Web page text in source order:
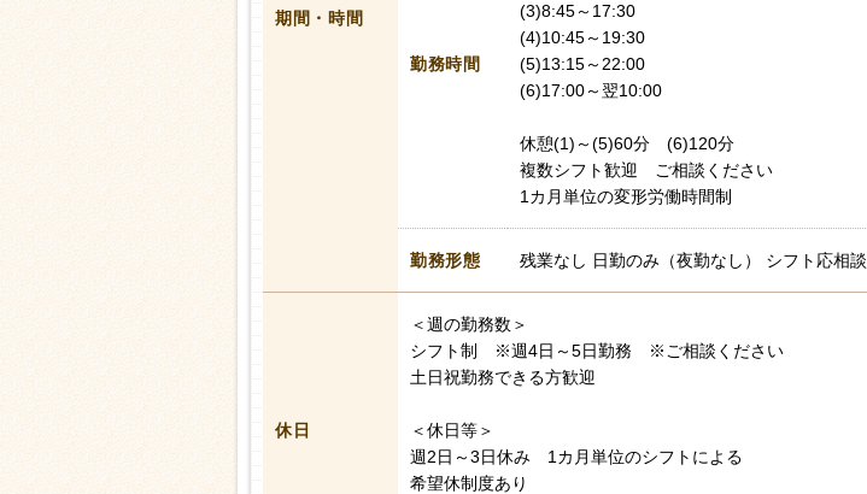
期間・時間
勤務時間
(3)8:45～17:30
(4)10:45～19:30
(5)13:15～22:00
(6)17:00～翌10:00
休憩(1)～(5)60分 (6)120分
複数シフト歓迎 ご相談ください
1カ月単位の変形労働時間制
勤務形態 残業なし 日勤のみ（夜勤なし） シフト応相談
休日
＜週の勤務数＞
シフト制 ※週4日～5日勤務 ※ご相談ください
土日祝勤務できる方歓迎
＜休日等＞
週2日～3日休み 1カ月単位のシフトによる
希望休制度あり